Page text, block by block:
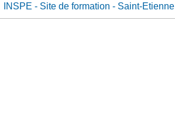
INSPE - Site de formation - Saint-Etienne